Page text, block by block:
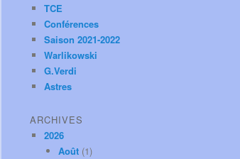
TCE
Conférences
Saison 2021-2022
Warlikowski
G.Verdi
Astres
ARCHIVES
2026
Août (1)